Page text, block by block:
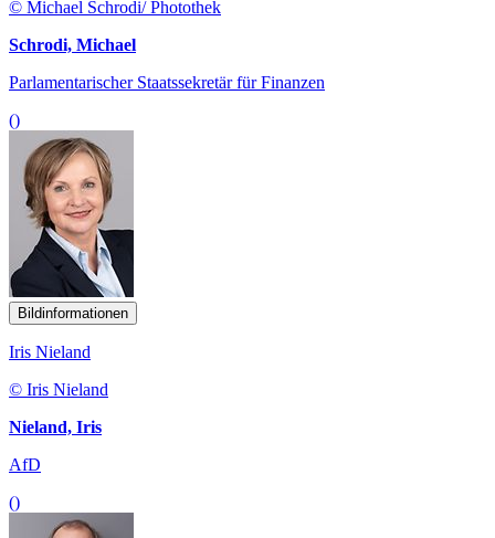
© Michael Schrodi/ Photothek
Schrodi, Michael
Parlamentarischer Staatssekretär für Finanzen
()
Bildinformationen
Iris Nieland
© Iris Nieland
Nieland, Iris
AfD
()